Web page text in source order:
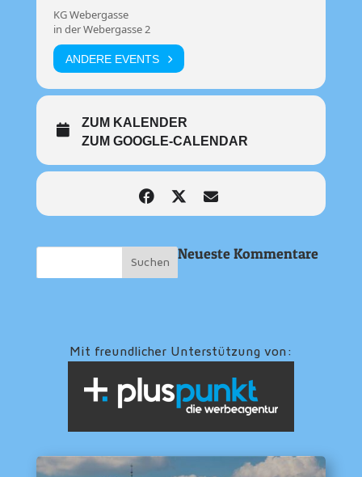
KG Webergasse
in der Webergasse 2
ANDERE EVENTS
ZUM KALENDER
ZUM GOOGLE-CALENDAR
Neueste Kommentare
Mit freundlicher Unterstützung von: